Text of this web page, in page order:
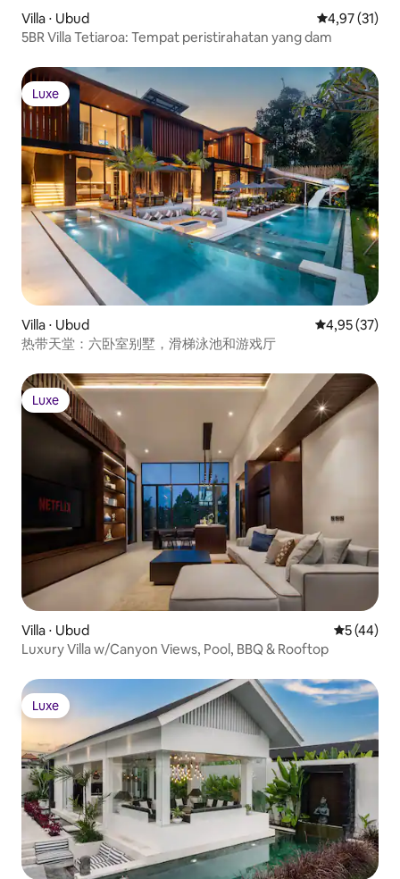
Villa ⋅ Ubud Évaluation
4,97 (31)
5BR Villa Tetiaroa: Tempat peristirahatan yang dam
Luxe
Luxe
Villa ⋅ Ubud Évaluation
4,95 (37)
热带天堂：六卧室别墅，滑梯泳池和游戏厅
Luxe
Luxe
Villa ⋅ Ubud
5 (44)
Luxury Villa w/Canyon Views, Pool, BBQ & Rooftop
Luxe
Luxe